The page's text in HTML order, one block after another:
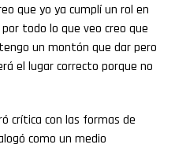
que yo ya cumplí un rol en
todo lo que veo creo que
un montón que dar pero
el lugar correcto porque no
crítica con las formas de
como un medio